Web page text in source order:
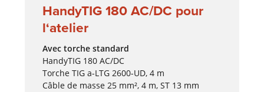
HandyTIG 180 AC/DC pour
l‘atelier
Avec torche standard
HandyTIG 180 AC/DC
Torche TIG a-LTG 2600-UD, 4 m
Câble de masse 25 mm², 4 m, ST 13 mm